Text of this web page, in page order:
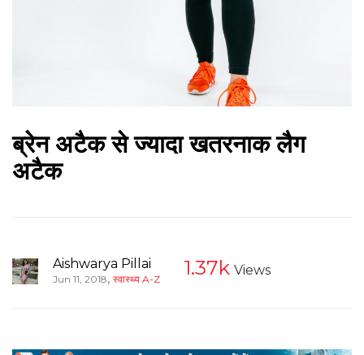
ब्रेन अटैक से ज्यादा खतरनाक लैग
अटैक
Aishwarya Pillai
Jun 11, 2018, स्वास्थ्य A-Z 1.37k Views